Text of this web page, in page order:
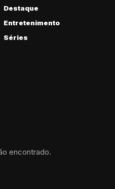
Destaque
Entretenimento
Séries
encontrado.